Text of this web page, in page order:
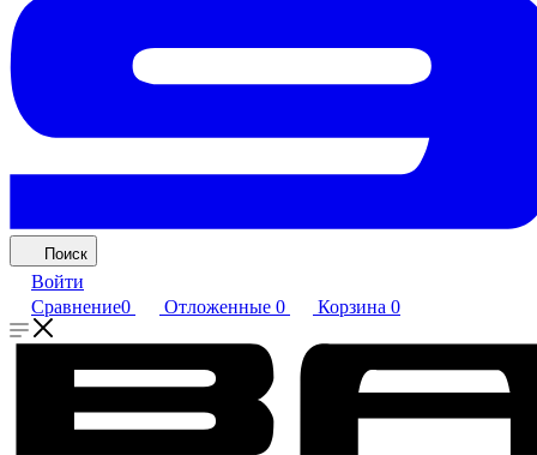
Поиск
Войти
Сравнение0 Отложенные 0 Корзина 0